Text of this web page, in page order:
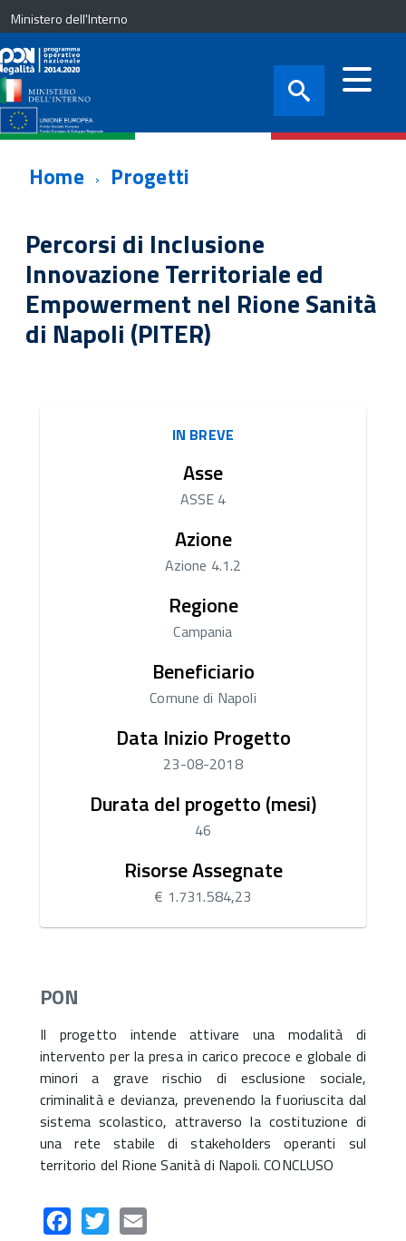
Ministero dell'Interno
Home Progetti
Percorsi di Inclusione
Innovazione Territoriale ed
Empowerment nel Rione Sanità
di Napoli (PITER)
IN BREVE
Asse
ASSE 4
Azione
Azione 4.1.2
Regione
Campania
Beneficiario
Comune di Napoli
Data Inizio Progetto
23-08-2018
Durata del progetto (mesi)
46
Risorse Assegnate
€ 1.731.584,23
PON
Il progetto intende attivare una modalità di
intervento per la presa in carico precoce e globale di
minori a grave rischio di esclusione sociale,
criminalità e devianza, prevenendo la fuoriuscita dal
sistema scolastico, attraverso la costituzione di
una rete stabile di stakeholders operanti sul
territorio del Rione Sanità di Napoli. CONCLUSO
FacebookTwitter